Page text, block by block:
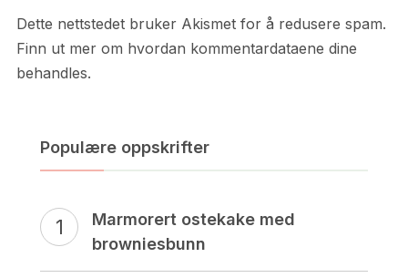
Dette nettstedet bruker Akismet for å redusere spam.
Finn ut mer om hvordan kommentardataene dine
behandles.
Populære oppskrifter
Marmorert ostekake med
browniesbunn